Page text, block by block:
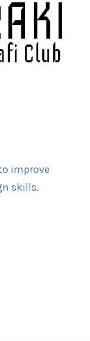
improve
skills.